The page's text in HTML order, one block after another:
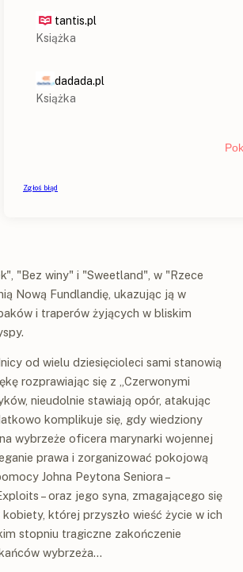
"Bez winy" i "Sweetland", w "Rzece
Nową Fundlandię, ukazując ją w
i traperów żyjących w bliskim
od wielu dziesięcioleci sami stanowią
rozprawiając się z „Czerwonymi
nieudolnie stawiają opór, atakując
komplikuje się, gdy wiedziony
wybrzeże oficera marynarki wojennej
prawa i zorganizować pokojową
Johna Peytona Seniora –
– oraz jego syna, zmagającego się
której przyszło wieść życie w ich
stopniu tragiczne zakończenie
wybrzeża…